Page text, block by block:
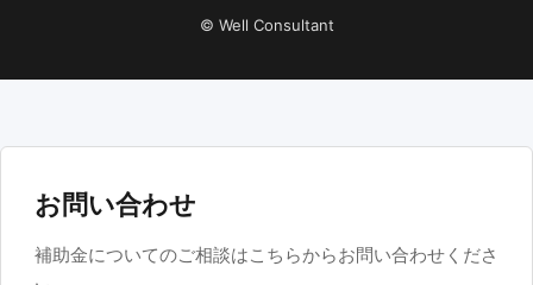
© Well Consultant
お問い合わせ
補助金についてのご相談はこちらからお問い合わせくださ